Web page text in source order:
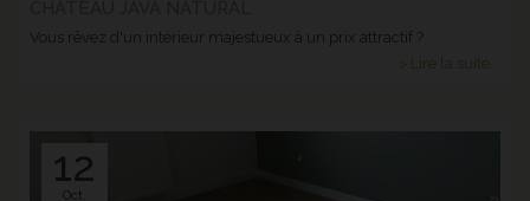
Vous rêvez d'un intérieur majestueux à un prix attractif ?
> Lire la suite...
12
Oct.